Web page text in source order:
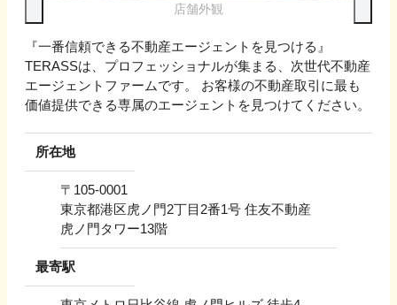
店舗外観
『一番信頼できる不動産エージェントを見つける』
TERASSは、プロフェッショナルが集まる、次世代不動産
エージェントファームです。 お客様の不動産取引に最も
価値提供できる専属のエージェントを見つけてください。
所在地
〒 105-0001
東京都港区虎ノ門2丁目2番1号 住友不動産
虎ノ門タワー13階
最寄駅